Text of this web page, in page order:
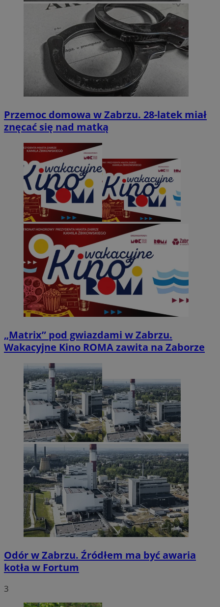
Przemoc domowa w Zabrzu. 28-latek miał
znęcać się nad matką
„Matrix” pod gwiazdami w Zabrzu.
Wakacyjne Kino ROMA zawita na Zaborze
Odór w Zabrzu. Źródłem ma być awaria
kotła w Fortum
3